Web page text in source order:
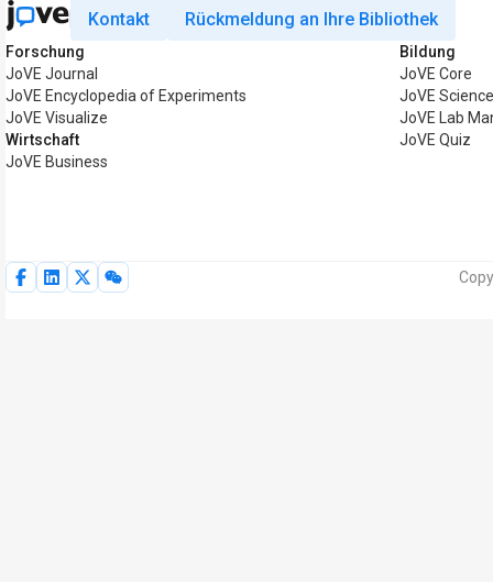
Kontakt Rückmeldung an Ihre Bibliothek
Forschung
JoVE Journal
JoVE Encyclopedia of Experiments
JoVE Visualize
Wirtschaft
JoVE Business
Bildung
JoVE Core
JoVE
JoVE Lab
JoVE Quiz